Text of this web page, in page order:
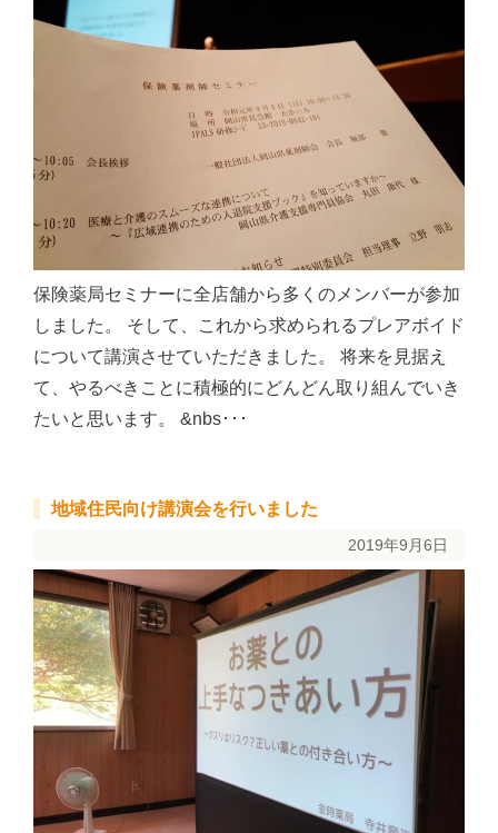
保険薬局セミナーに全店舗から多くのメンバーが参加
しました。 そして、これから求められるプレアボイド
について講演させていただきました。 将来を見据え
て、やるべきことに積極的にどんどん取り組んでいき
たいと思います。 &nbs･･･
地域住民向け講演会を行いました
2019年9月6日